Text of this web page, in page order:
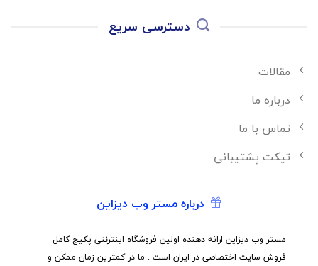
دسترسی سریع
مقالات
درباره ما
تماس با ما
تیکت پشتیبانی
درباره مستر وب دیزاین
مستر وب دیزاین ارائه دهنده اولین فروشگاه اینترنتی پکیج کامل
فروش سایت اختصاصی در ایران است . ما در کمترین زمان ممکن و